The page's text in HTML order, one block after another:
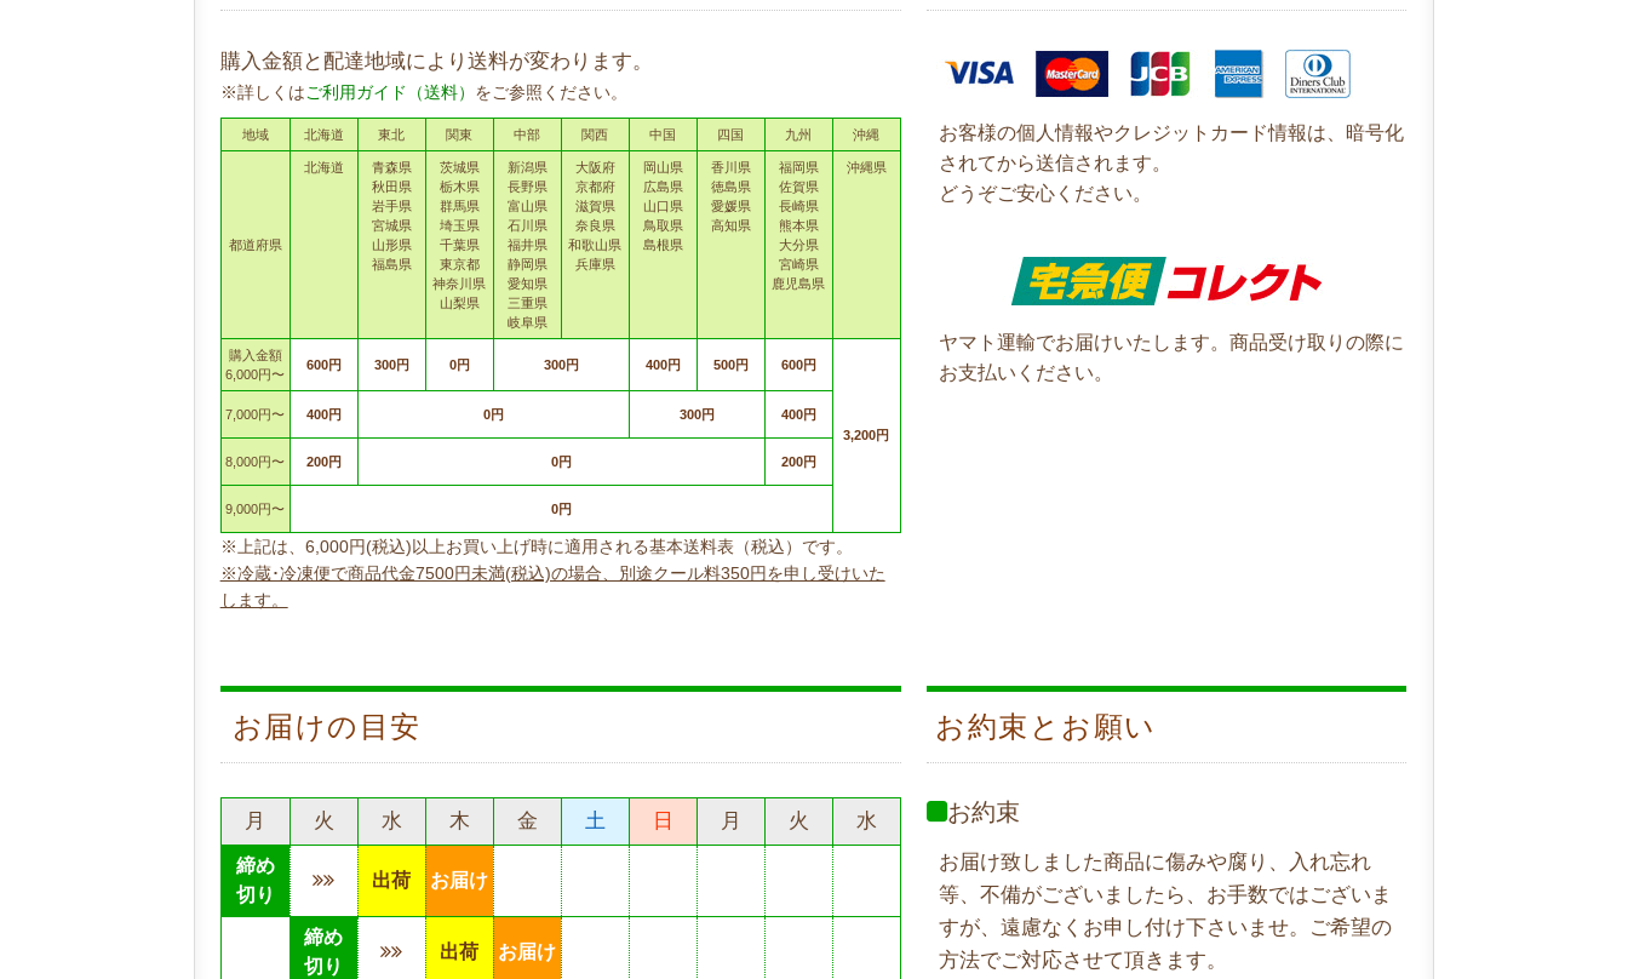
購入金額と配達地域により送料が変わります。
※詳しくはご利用ガイド（送料） をご参照ください。
地域 北海道 東北 関東 中部 関西 中国 四国 九州 沖縄
都道府県
北海道
青森県
秋田県
岩手県
宮城県
山形県
福島県
茨城県
栃木県
群馬県
埼玉県
千葉県
東京都
神奈川県
山梨県
新潟県
長野県
富山県
石川県
福井県
静岡県
愛知県
三重県
岐阜県
大阪府
京都府
滋賀県
奈良県
和歌山県
兵庫県
岡山県
広島県
山口県
鳥取県
島根県
香川県
徳島県
愛媛県
高知県
福岡県
佐賀県
長崎県
熊本県
大分県
宮崎県
鹿児島県
沖縄県
購入金額
6,000円〜
600円 300円 0円 300円 400円 500円 600円
3,200円
7,000円〜 400円 0円 300円 400円
8,000円〜 200円 0円 200円
9,000円〜 0円
※上記は、6,000円(税込)以上お買い上げ時に適用される基本送料表（税込）です。
※冷蔵･冷凍便で商品代金7500円未満(税込)の場合、別途クール料350円を申し受けいた
します。
お客様の個人情報やクレジットカード情報は、暗号化
されてから送信されます。
どうぞご安心ください。
ヤマト運輸でお届けいたします。商品受け取りの際に
お支払いください。
お届けの目安
月 火 水 木 金 土 日 月 火 水
締め
切り
出荷 お届け
締め
切り
出荷 お届け
お約束とお願い
お約束
お届け致しました商品に傷みや腐り、入れ忘れ
等、不備がございましたら、お手数ではございま
すが、遠慮なくお申し付け下さいませ。ご希望の
方法でご対応させて頂きます。